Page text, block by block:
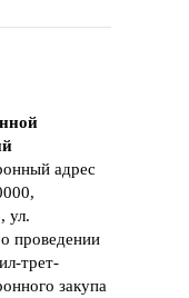
адрес
ул.
проведении
трет-
закупа